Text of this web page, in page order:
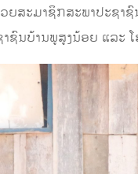
ສະມາຊິກສະພາປະຊາ
ຊົນບ້ານພູສູງນ້ອຍ ແລະ